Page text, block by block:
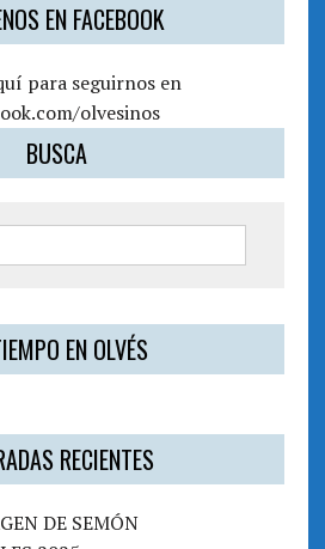
EN FACEBOOK
para seguirnos en
olvesinos
BUSCA
EN OLVÉS
RECIENTES
DE SEMÓN